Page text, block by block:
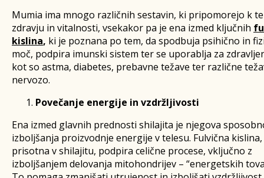
Mumia ima mnogo različnih sestavin, ki pripomorejo k
zdravju in vitalnosti, vsekakor pa je ena izmed ključnih
kislina, ki je poznana po tem, da spodbuja psihično in
moč, podpira imunski sistem ter se uporablja za
kot so astma, diabetes, prebavne težave ter različne
nervozo.
Povečanje energije in vzdržljivosti
Ena izmed glavnih prednosti shilajita je njegova
izboljšanja proizvodnje energije v telesu. Fulvična
prisotna v shilajitu, podpira celične procese, vključno z
izboljšanjem delovanja mitohondrijev – “energetskih